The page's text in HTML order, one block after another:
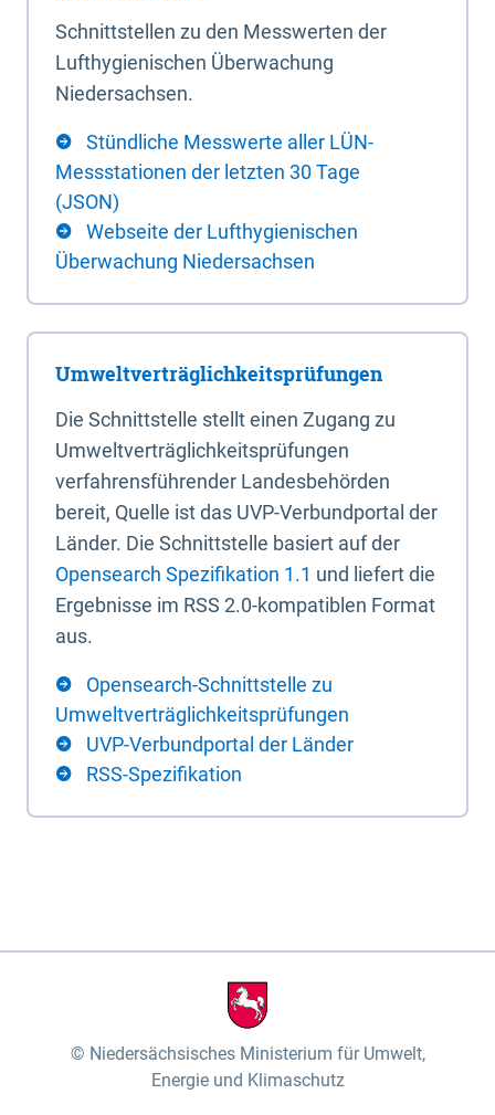
Schnittstellen zu den Messwerten der
Lufthygienischen Überwachung
Niedersachsen.
Stündliche Messwerte aller LÜN-
Messstationen der letzten 30 Tage
(JSON)
Webseite der Lufthygienischen
Überwachung Niedersachsen
Umweltverträglichkeitsprüfungen
Die Schnittstelle stellt einen Zugang zu
Umweltverträglichkeitsprüfungen
verfahrensführender Landesbehörden
bereit, Quelle ist das UVP-Verbundportal der
Länder. Die Schnittstelle basiert auf der
Opensearch Spezifikation 1.1 und liefert die
Ergebnisse im RSS 2.0-kompatiblen Format
aus.
Opensearch-Schnittstelle zu
Umweltverträglichkeitsprüfungen
UVP-Verbundportal der Länder
RSS-Spezifikation
Niedersächsisches Ministerium für Umwelt,
Energie und Klimaschutz